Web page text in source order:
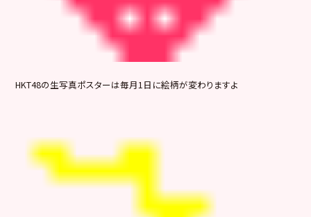
HKT48の生写真ポスターは毎月1日に絵柄が変わりますよ